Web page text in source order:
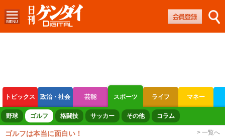
トピックス 政治・社会 芸能 スポーツ ライフ マネー
ボートレース 競輪 オートレース
野球 ゴルフ 格闘技 サッカー その他 コラム
ゴルフは本当に面白い！ > 一覧へ